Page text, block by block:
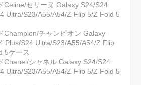
Celine/セリーヌ Galaxy S24/S24
Ultra/S23/A55/A54/Z Flip 5/Z Fold 5
Champion/チャンピオン Galaxy
Plus/S24 Ultra/S23/A55/A54/Z Flip
5ケース
Chanel/シャネル Galaxy S24/S24
Ultra/S23/A55/A54/Z Flip 5/Z Fold 5